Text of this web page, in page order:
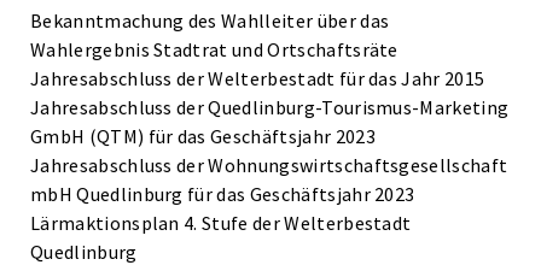
Bekanntmachung des Wahlleiter über das
Wahlergebnis Stadtrat und Ortschaftsräte
Jahresabschluss der Welterbestadt für das Jahr 2015
Jahresabschluss der Quedlinburg-Tourismus-Marketing
GmbH (QTM) für das Geschäftsjahr 2023
Jahresabschluss der Wohnungswirtschaftsgesellschaft
mbH Quedlinburg für das Geschäftsjahr 2023
Lärmaktionsplan 4. Stufe der Welterbestadt
Quedlinburg